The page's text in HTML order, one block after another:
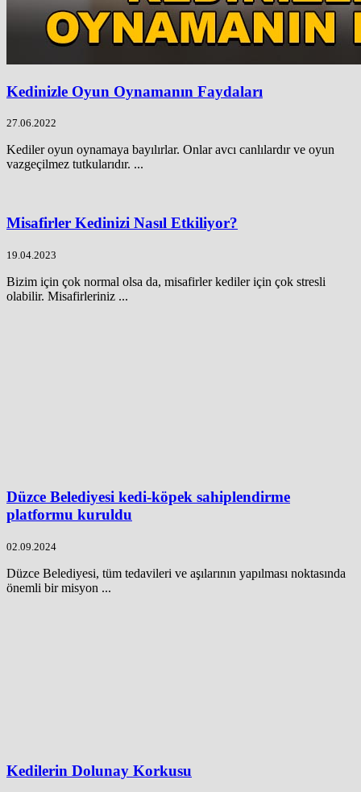
Kedinizle Oyun Oynamanın Faydaları
27.06.2022
Kediler oyun oynamaya bayılırlar. Onlar avcı canlılardır ve oyun
vazgeçilmez tutkularıdır. ...
Misafirler Kedinizi Nasıl Etkiliyor?
19.04.2023
Bizim için çok normal olsa da, misafirler kediler için çok stresli
olabilir. Misafirleriniz ...
Düzce Belediyesi kedi-köpek sahiplendirme
platformu kuruldu
02.09.2024
Düzce Belediyesi, tüm tedavileri ve aşılarının yapılması noktasında
önemli bir misyon ...
Kedilerin Dolunay Korkusu